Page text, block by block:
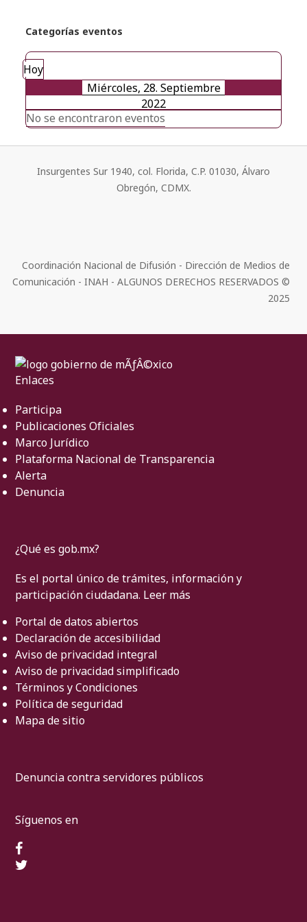
Categorías eventos
Hoy
Miércoles, 28. Septiembre
2022
No se encontraron eventos
Insurgentes Sur 1940, col. Florida, C.P. 01030, Álvaro
Obregón, CDMX.
Coordinación Nacional de Difusión - Dirección de Medios de
Comunicación - INAH - ALGUNOS DERECHOS RESERVADOS ©
2025
Enlaces
Participa
Publicaciones Oficiales
Marco Jurídico
Plataforma Nacional de Transparencia
Alerta
Denuncia
¿Qué es gob.mx?
Es el portal único de trámites, información y
participación ciudadana. Leer más
Portal de datos abiertos
Declaración de accesibilidad
Aviso de privacidad integral
Aviso de privacidad simplificado
Términos y Condiciones
Política de seguridad
Mapa de sitio
Denuncia contra servidores públicos
Síguenos en